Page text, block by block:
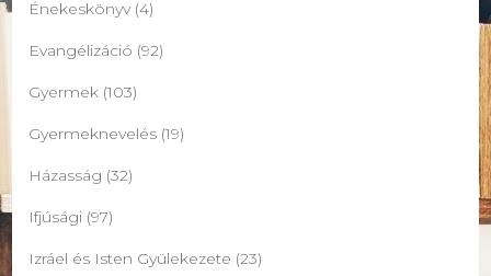
Énekeskönyv (4)
Evangélizáció (92)
Gyermek (103)
Gyermeknevelés (19)
Házasság (32)
Ifjúsági (97)
Izráel és Isten Gyülekezete (23)